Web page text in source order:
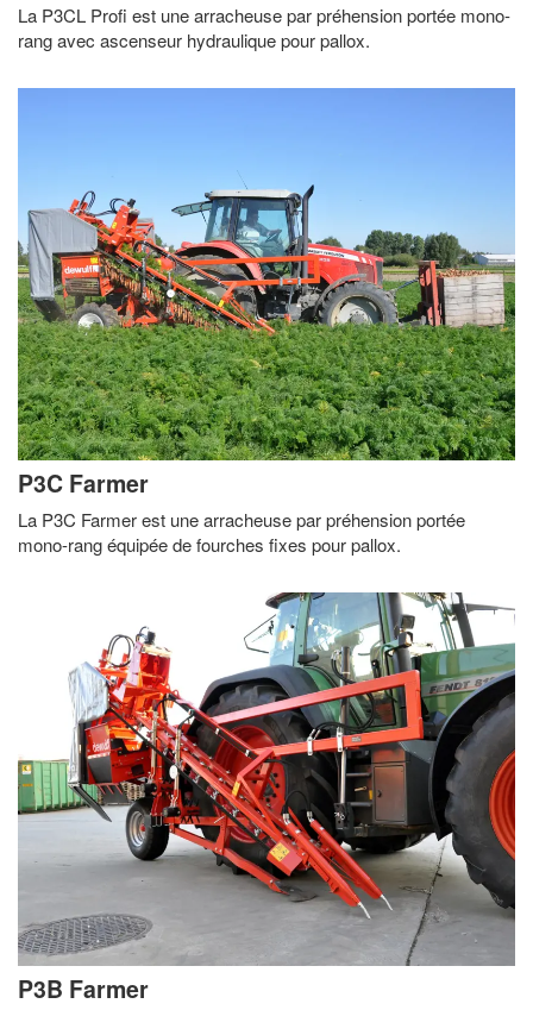
La P3CL Profi est une arracheuse par préhension portée mono-
rang avec ascenseur hydraulique pour pallox.
P3C Farmer
La P3C Farmer est une arracheuse par préhension portée
mono-rang équipée de fourches fixes pour pallox.
P3B Farmer